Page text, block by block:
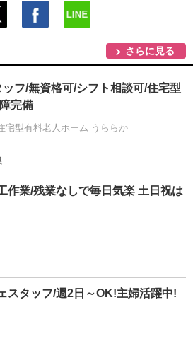
さらに見る
ッフ/無資格可/シフト相談可/住宅型
完備
宅型有料老人ホーム うららか
作業/残業なしで毎日気楽 土日祝は
スタッフ/週2日～OK!主婦活躍中!